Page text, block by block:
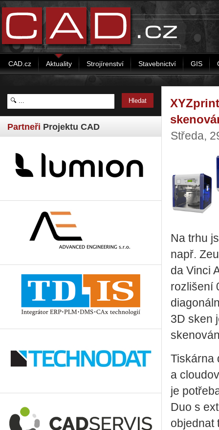
CAD.cz Aktuality Strojírenství Stavebnictví GIS
Partneři Projektu CAD
Středa,
Na trhu
např.
da Vinci
rozlišení
3D sken
Tiskárna
a
je
Duo s
objednat